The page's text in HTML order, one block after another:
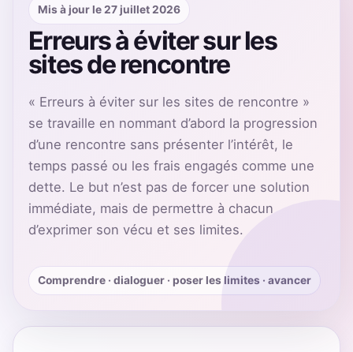
Mis à jour le 27 juillet 2026
Erreurs à éviter sur les
sites de rencontre
« Erreurs à éviter sur les sites de rencontre »
se travaille en nommant d’abord la progression
d’une rencontre sans présenter l’intérêt, le
temps passé ou les frais engagés comme une
dette. Le but n’est pas de forcer une solution
immédiate, mais de permettre à chacun
d’exprimer son vécu et ses limites.
Comprendre · dialoguer · poser les limites · avancer